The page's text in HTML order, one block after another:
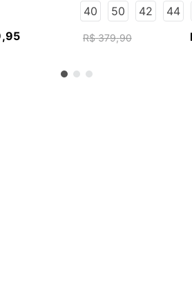
,95
40 50 42 44
R$ 379,90